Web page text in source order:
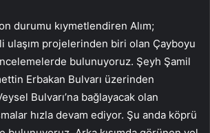
durumu kıymetlendiren Alım;
ulaşım projelerinden biri olan Çayboyu
bulunuyoruz. Şeyh Şamil
Erbakan Bulvarı üzerinden
Bulvarı’na bağlayacak olan
hızla devam ediyor. Şu anda köprü